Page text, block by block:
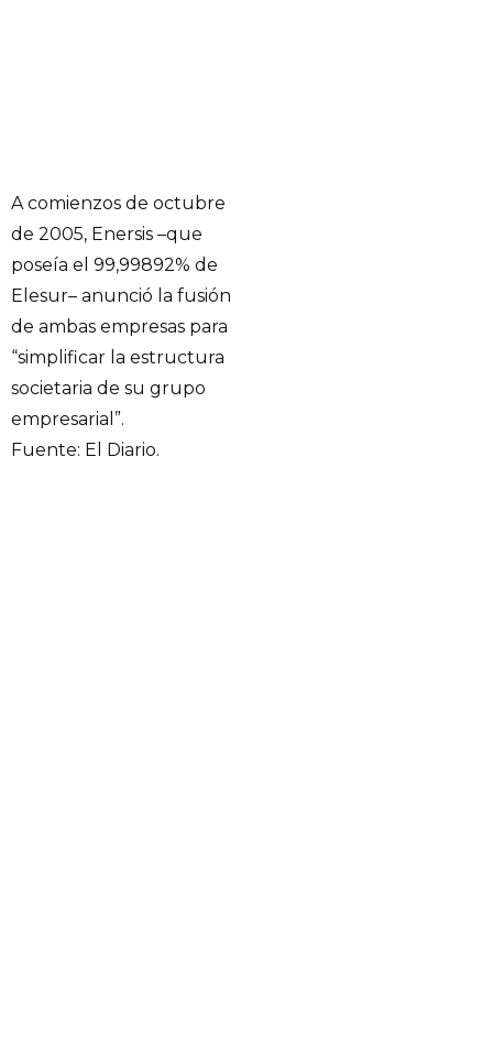
A comienzos de octubre
de 2005, Enersis –que
poseía el 99,99892% de
Elesur– anunció la fusión
de ambas empresas para
“simplificar la estructura
societaria de su grupo
empresarial”.
Fuente: El Diario.